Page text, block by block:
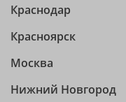
Краснодар
Красноярск
Москва
Нижний Новгород